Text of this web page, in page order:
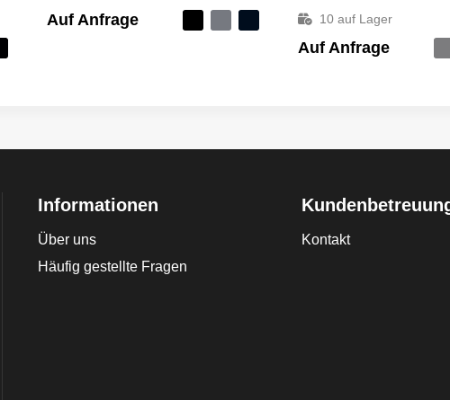
Auf Anfrage
10 auf Lager
Auf Anfrage
Informationen
Über uns
Häufig gestellte Fragen
Kontakt